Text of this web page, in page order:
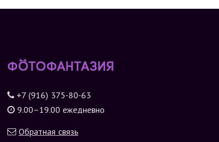
+7 (916) 375-80-63
9.00–19.00 ежедневно
Обратная связь